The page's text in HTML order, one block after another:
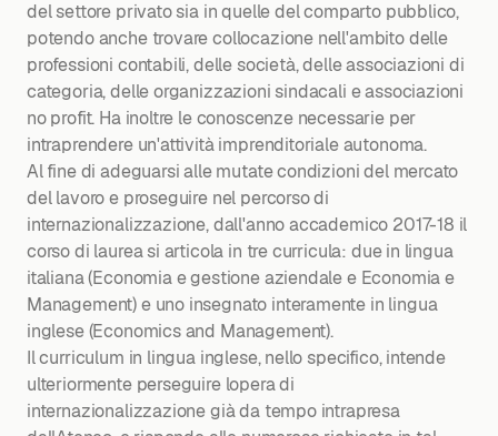
del settore privato sia in quelle del comparto pubblico,
potendo anche trovare collocazione nell'ambito delle
professioni contabili, delle società, delle associazioni di
categoria, delle organizzazioni sindacali e associazioni
no profit. Ha inoltre le conoscenze necessarie per
intraprendere un'attività imprenditoriale autonoma.
Al fine di adeguarsi alle mutate condizioni del mercato
del lavoro e proseguire nel percorso di
internazionalizzazione, dall'anno accademico 2017-18 il
corso di laurea si articola in tre curricula: due in lingua
italiana (Economia e gestione aziendale e Economia e
Management) e uno insegnato interamente in lingua
inglese (Economics and Management).
Il curriculum in lingua inglese, nello specifico, intende
ulteriormente perseguire lopera di
internazionalizzazione già da tempo intrapresa